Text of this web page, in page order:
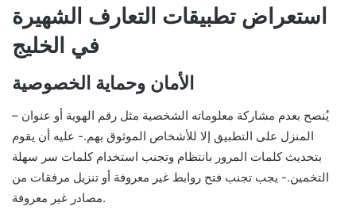
استعراض تطبيقات التعارف الشهيرة
في الخليج
الأمان وحماية الخصوصية
– يُنصح بعدم مشاركة معلوماته الشخصية مثل رقم الهوية أو عنوان
المنزل على التطبيق إلا للأشخاص الموثوق بهم.- عليه أن يقوم
بتحديث كلمات المرور بانتظام وتجنب استخدام كلمات سر سهلة
التخمين.- يجب تجنب فتح روابط غير معروفة أو تنزيل مرفقات من
مصادر غير معروفة.